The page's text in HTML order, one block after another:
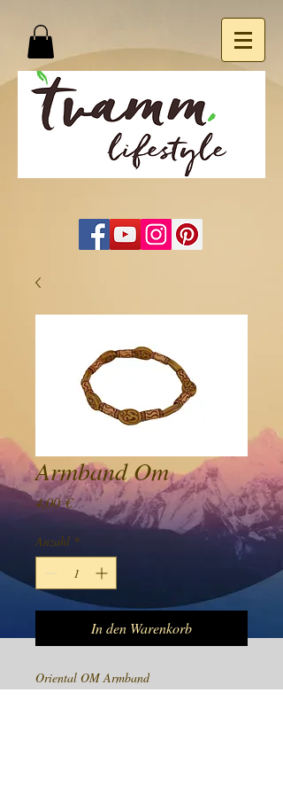
Armband Om
4,00 €Preis
Anzahl *
In den Warenkorb
Oriental OM Armband